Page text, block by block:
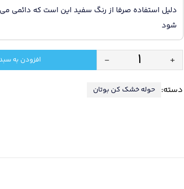
دلیل استفاده صرفا از رنگ سفید این است که دائمی
شود
رادیاتور
ای
عدد
+
- افزودن به
دسته: حوله خشک کن بوتان